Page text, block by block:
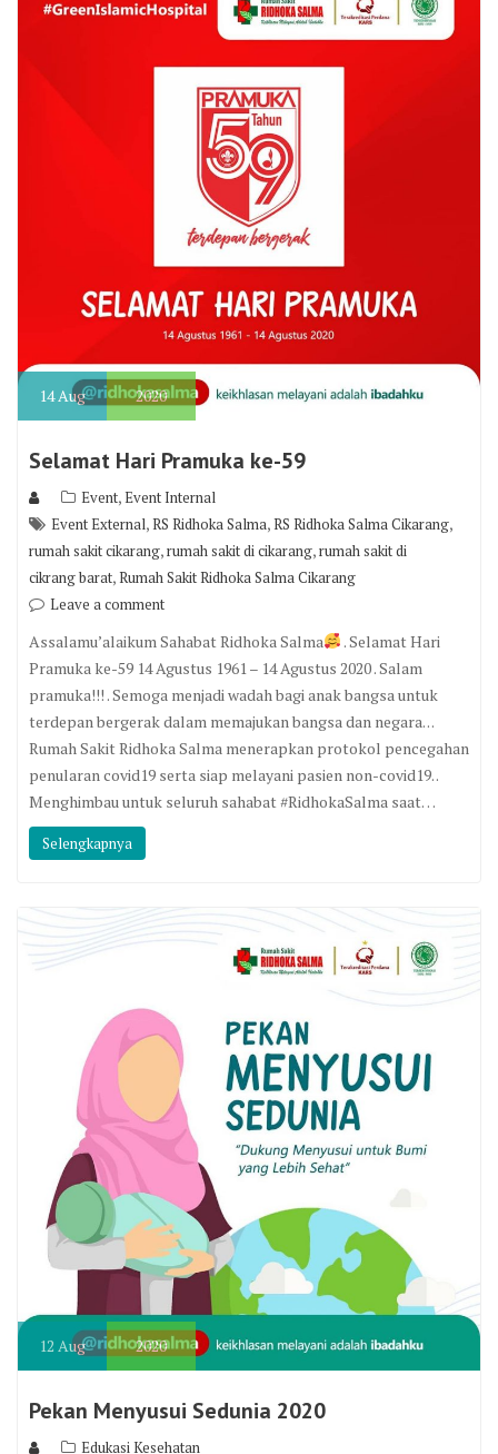
14Aug 2020
Selamat Hari Pramuka ke-59
Event,Event Internal
Event External,RS Ridhoka Salma,RS Ridhoka Salma Cikarang,
rumah sakit cikarang,rumah sakit di cikarang,rumah sakit di
cikrang barat,Rumah Sakit Ridhoka Salma Cikarang
Leave a comment
Assalamu’alaikum Sahabat Ridhoka Salma
. Selamat Hari
Pramuka ke-59 14 Agustus 1961 – 14 Agustus 2020 . Salam
pramuka!!! . Semoga menjadi wadah bagi anak bangsa untuk
terdepan bergerak dalam memajukan bangsa dan negara. . .
Rumah Sakit Ridhoka Salma menerapkan protokol pencegahan
penularan covid19 serta siap melayani pasien non-covid19. .
Menghimbau untuk seluruh sahabat #RidhokaSalma saat…
Selengkapnya
12 Aug 2020
Pekan Menyusui Sedunia 2020
Edukasi Kesehatan